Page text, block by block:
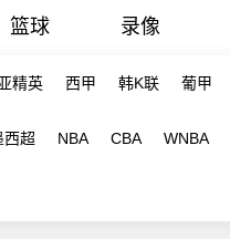
篮球 录像
精英 西甲 韩K联 葡甲
西超 NBA CBA WNBA